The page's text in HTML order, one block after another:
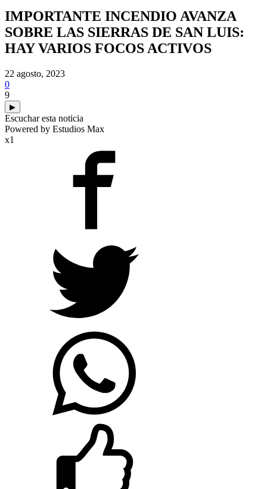
IMPORTANTE INCENDIO AVANZA
SOBRE LAS SIERRAS DE SAN LUIS:
HAY VARIOS FOCOS ACTIVOS
22 agosto, 2023
0
9
▶
Escuchar esta noticia
Powered by Estudios Max
x1